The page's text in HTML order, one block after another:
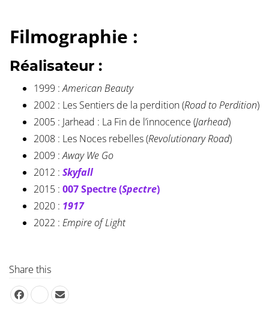
Filmographie :
Réalisateur :
1999 :American Beauty
2002 : Les Sentiers de la perdition (Road to Perdition)
2005 : Jarhead : La Fin de l’innocence (Jarhead)
2008 : Les Noces rebelles (Revolutionary Road)
2009 :Away We Go
2012 : Skyfall
2015 : 007 Spectre (Spectre)
2020 : 1917
2022 : Empire of Light
Share this